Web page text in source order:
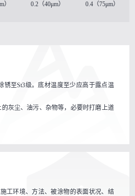
） 0.2（40μm） 0.4（75μm）
锈至St3级。底材温度至少应高于露点温
灰尘、油污、杂物等，必要时打磨上道
工环境、方法、被涂物的表面状况、结